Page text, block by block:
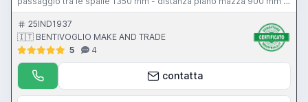
colpi al minuto 75 - corsa slitta 300mm - dimensioni mazza
1000x1000 mm - per stampaggio a caldo
25IND1937
🇮🇹 BENTIVOGLIO MAKE AND TRADE
5
4
contatta